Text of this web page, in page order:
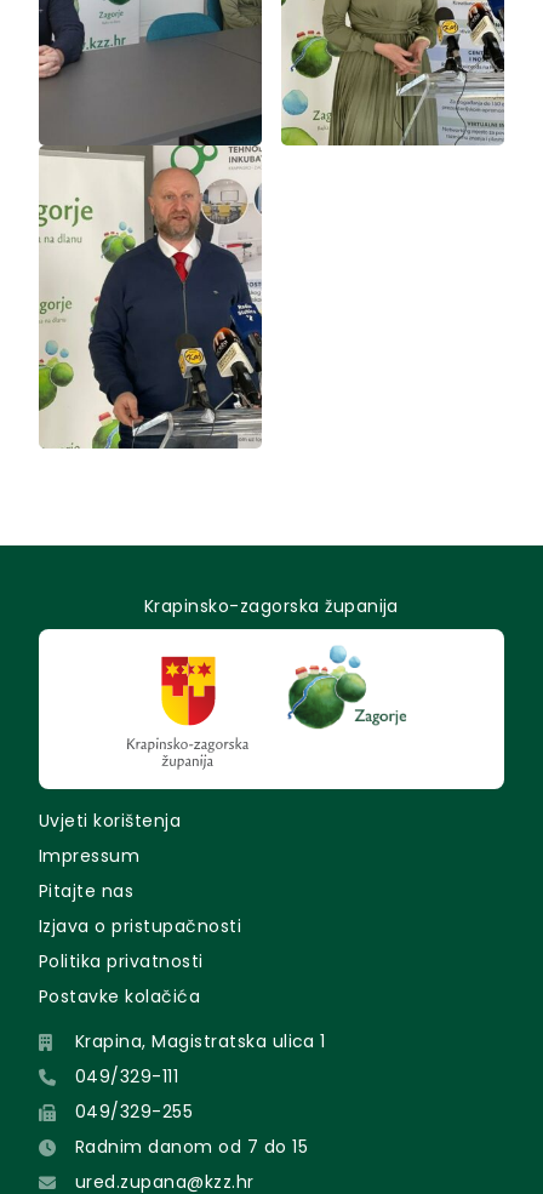
Krapinsko-zagorska županija
Uvjeti korištenja
Impressum
Pitajte nas
Izjava o pristupačnosti
Politika privatnosti
Postavke kolačića
Krapina, Magistratska ulica 1
049/329-111
049/329-255
Radnim danom od 7 do 15
ured.zupana@kzz.hr